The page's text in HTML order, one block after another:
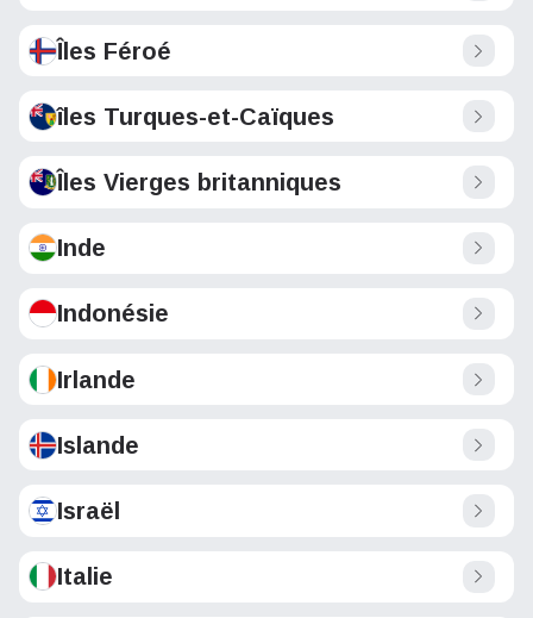
Îles Féroé
îles Turques-et-Caïques
Îles Vierges britanniques
Inde
Indonésie
Irlande
Islande
Israël
Italie